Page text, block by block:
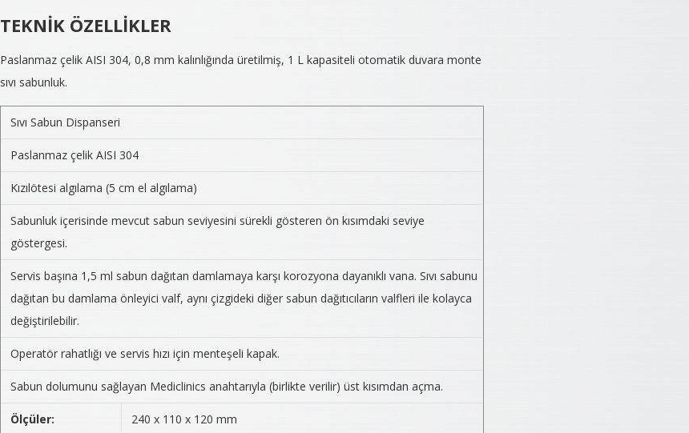
TEKNİK ÖZELLİKLER
Paslanmaz çelik AISI 304, 0,8 mm kalınlığında üretilmiş, 1 L kapasiteli otomatik duvara monte
sıvı sabunluk.
Sıvı Sabun Dispanseri
Paslanmaz çelik AISI 304
Kızılötesi algılama (5 cm el algılama)
Sabunluk içerisinde mevcut sabun seviyesini sürekli gösteren ön kısımdaki seviye
göstergesi.
Servis başına 1,5 ml sabun dağıtan damlamaya karşı korozyona dayanıklı vana. Sıvı sabunu
dağıtan bu damlama önleyici valf, aynı çizgideki diğer sabun dağıtıcıların valfleri ile kolayca
değiştirilebilir.
Operatör rahatlığı ve servis hızı için menteşeli kapak.
Sabun dolumunu sağlayan Mediclinics anahtarıyla (birlikte verilir) üst kısımdan açma.
Ölçüler: 240 x 110 x 120 mm